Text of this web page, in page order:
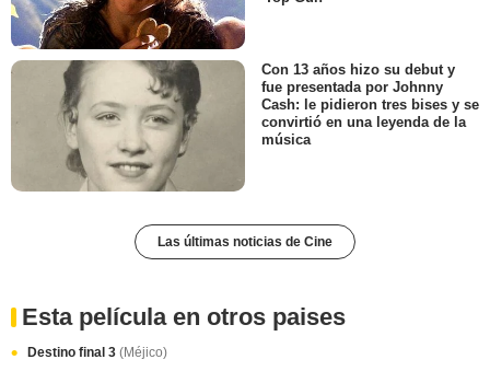
Con 13 años hizo su debut y
fue presentada por Johnny
Cash: le pidieron tres bises y se
convirtió en una leyenda de la
música
Las últimas noticias de Cine
Esta película en otros paises
Destino final 3 (Méjico)